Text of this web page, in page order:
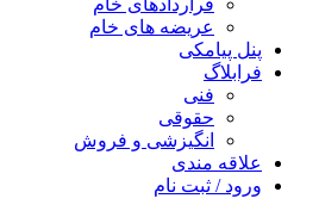
قراردادهای خام
عریضه های خام
پنل پیامکی
فرابلاگ
فنی
حقوقی
انگیزشی و فروش
علاقه مندی
ورود / ثبت نام